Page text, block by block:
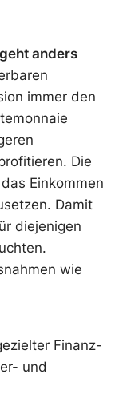
anders
immer den
Die
Einkommen
Damit
diejenigen
wie
Finanz-
und